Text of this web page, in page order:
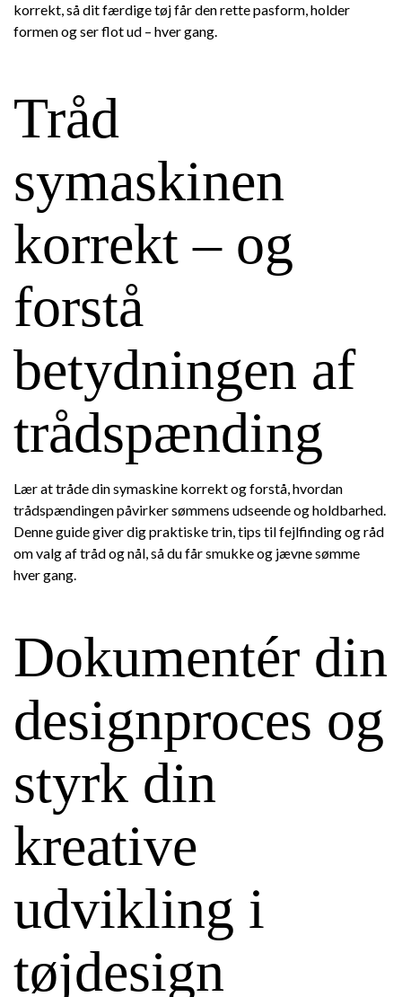
korrekt, så dit færdige tøj får den rette pasform, holder
formen og ser flot ud – hver gang.
Tråd
symaskinen
korrekt – og
forstå
betydningen af
trådspænding
Lær at tråde din symaskine korrekt og forstå, hvordan
trådspændingen påvirker sømmens udseende og holdbarhed.
Denne guide giver dig praktiske trin, tips til fejlfinding og råd
om valg af tråd og nål, så du får smukke og jævne sømme
hver gang.
Dokumentér din
designproces og
styrk din
kreative
udvikling i
tøjdesign